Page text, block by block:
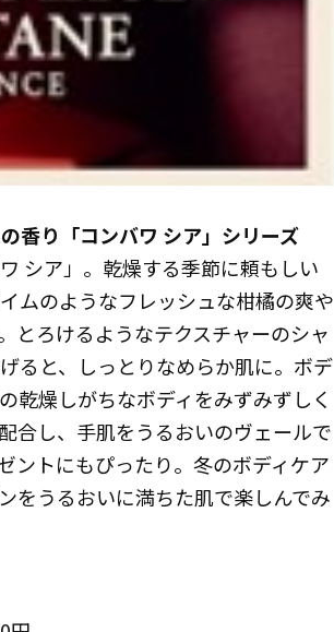
香り「コンバワ シア」シリーズ
シア」。乾燥する季節に頼もしい
ムのようなフレッシュな柑橘の爽や
とろけるようなテクスチャーのシャ
ると、しっとりなめらか肌に。ボデ
乾燥しがちなボディをみずみずしく
合し、手肌をうるおいのヴェールで
ントにもぴったり。冬のボディケア
をうるおいに満ちた肌で楽しんでみ